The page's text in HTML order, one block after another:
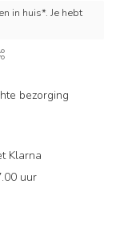
in huis*. Je hebt
bezorging
Klarna
uur